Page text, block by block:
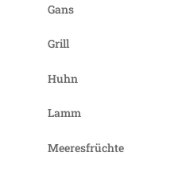
Gans
Grill
Huhn
Lamm
Meeresfrüchte